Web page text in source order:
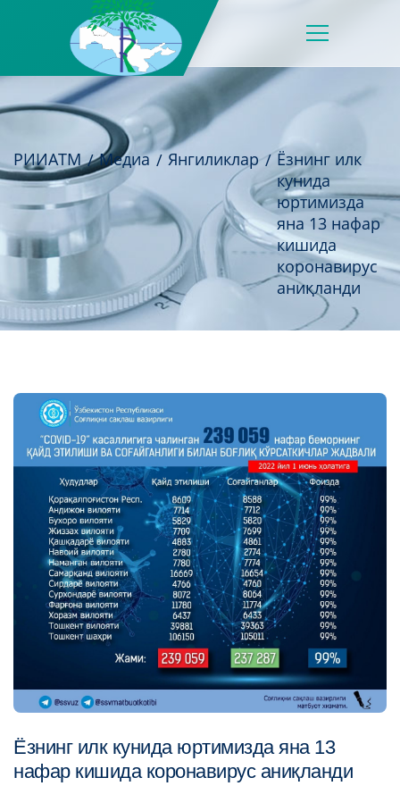
РИИАТМ Медиа Янгиликлар
Ёзнинг илк
кунида
юртимизда
яна 13 нафар
кишида
коронавирус
аниқланди
Ёзнинг илк кунида юртимизда яна 13
нафар кишида коронавирус аниқланди